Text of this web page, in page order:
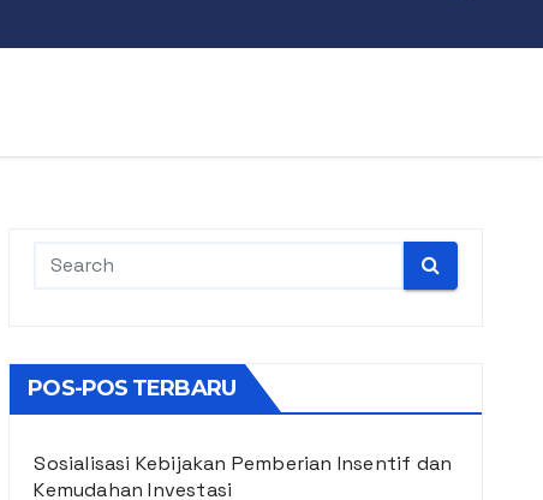
POS-POS TERBARU
Sosialisasi Kebijakan Pemberian Insentif dan
Kemudahan Investasi